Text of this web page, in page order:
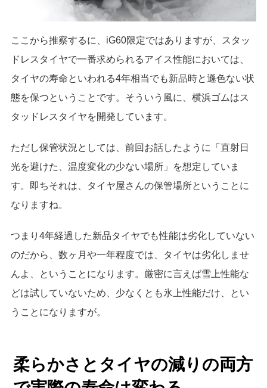
ここから推察するに、iG60限定ではありますが、スタッ
ドレスタイヤで一番求められるアイス性能においては、
タイヤの寿命といわれる4年相当でも新品時と遜色ない状
態を保つということです。そういう風に、横浜ゴムはス
タッドレスタイヤを開発しています。
ただし保管状況としては、前回お話したように「直射日
光を避けた、温度変化の少ない場所」を想定していま
す。即ちそれは、タイヤ屋さんの保管場所ということに
なりますね。
つまり4年経過した新品タイヤでも性能は劣化していない
のだから、数ヶ月や一年程度では、タイヤは劣化しませ
んよ、ということになります。厳密に言えば雪上性能な
どは試していないため、少なくとも氷上性能だけ、とい
うことになりますが。
柔らかさとタイヤの減りの両方